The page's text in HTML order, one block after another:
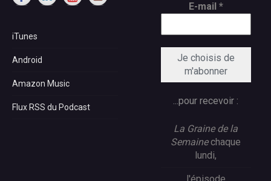
iTunes
Android
Amazon Music
Flux RSS du Podcast
E-mail *
...pour recevoir :
La Graine de la
Semainechaque
lundi,